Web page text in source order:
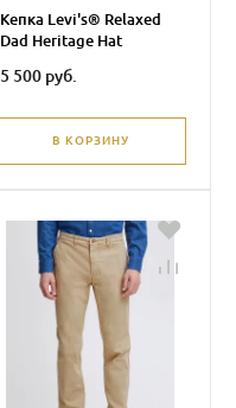
Кепка Levi's® Relaxed
Dad Heritage Hat
5 500 руб.
В КОРЗИНУ